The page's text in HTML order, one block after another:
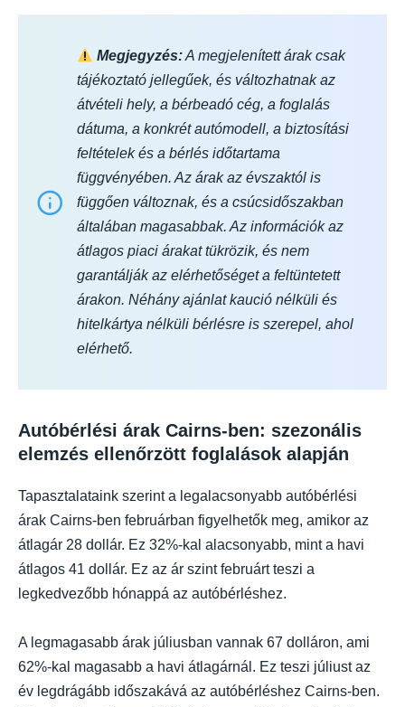
Megjegyzés:A megjelenített árak csak
tájékoztató jellegűek, és változhatnak az
átvételi hely, a bérbeadó cég, a foglalás
dátuma, a konkrét autómodell, a biztosítási
feltételek és a bérlés időtartama
függvényében. Az árak az évszaktól is
függően változnak, és a csúcsidőszakban
általában magasabbak. Az információk az
átlagos piaci árakat tükrözik, és nem
garantálják az elérhetőséget a feltüntetett
árakon. Néhány ajánlat kaució nélküli és
hitelkártya nélküli bérlésre is szerepel, ahol
elérhető.
Autóbérlési árak Cairns-ben: szezonális
elemzés ellenőrzött foglalások alapján
Tapasztalataink szerint a legalacsonyabb autóbérlési
árak Cairns-ben februárban figyelhetők meg, amikor az
átlagár 28 dollár. Ez 32%-kal alacsonyabb, mint a havi
átlagos 41 dollár. Ez az ár szint februárt teszi a
legkedvezőbb hónappá az autóbérléshez.
A legmagasabb árak júliusban vannak 67 dolláron, ami
62%-kal magasabb a havi átlagárnál. Ez teszi júliust az
év legdrágább időszakává az autóbérléshez Cairns-ben.